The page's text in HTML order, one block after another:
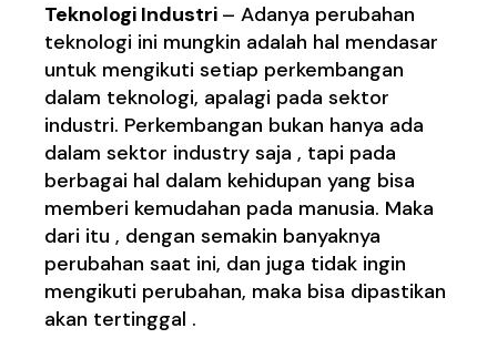
Teknologi Industri – Adanya perubahan
teknologi ini mungkin adalah hal mendasar
untuk mengikuti setiap perkembangan
dalam teknologi, apalagi pada sektor
industri. Perkembangan bukan hanya ada
dalam sektor industry saja , tapi pada
berbagai hal dalam kehidupan yang bisa
memberi kemudahan pada manusia. Maka
dari itu , dengan semakin banyaknya
perubahan saat ini, dan juga tidak ingin
mengikuti perubahan, maka bisa dipastikan
akan tertinggal .